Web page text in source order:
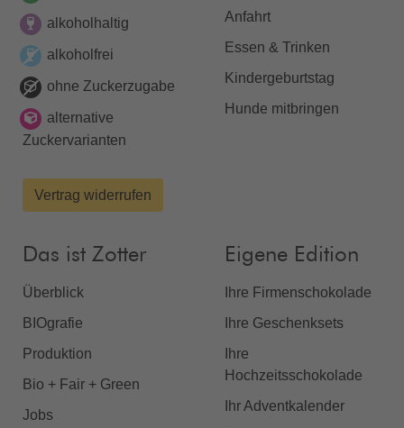
alkoholhaltig
alkoholfrei
ohne Zuckerzugabe
alternative
Zuckervarianten
Vertrag widerrufen
Anfahrt
Essen & Trinken
Kindergeburtstag
Hunde mitbringen
Das ist Zotter
Überblick
BIOgrafie
Produktion
Bio + Fair + Green
Jobs
Eigene Edition
Ihre Firmenschokolade
Ihre Geschenksets
Ihre
Hochzeitsschokolade
Ihr Adventkalender